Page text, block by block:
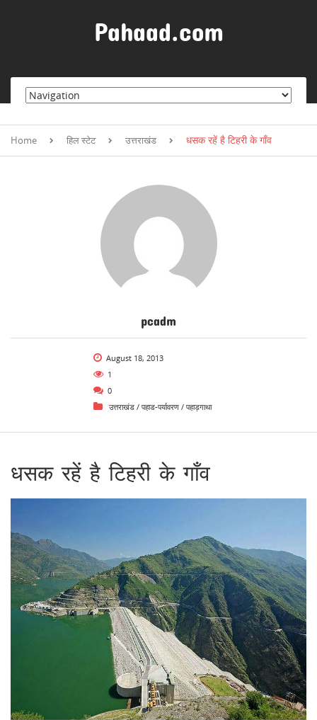
n
e
Pahaad.com
Home हिल स्टेट उत्तराखंड धसक रहें है टिहरी के गाँव
pcadm
August 18, 2013
1
0
उत्तराखंड/ पहाड-पर्यावरण/ पहाड़गाथा
धसक रहें है टिहरी के गाँव